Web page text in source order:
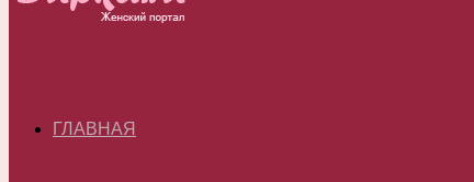
ГЛАВНАЯ